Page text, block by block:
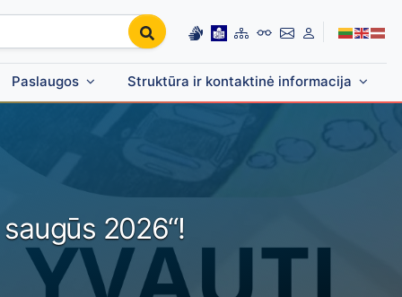
Paslaugos Struktūra ir kontaktinė informacija
2026“!